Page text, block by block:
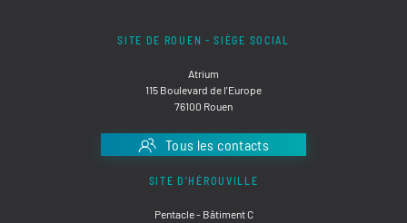
SITE DE ROUEN - SIÈGE SOCIAL
Atrium
115 Boulevard de l'Europe
76100 Rouen
Tous les contacts
SITE D'HÉROUVILLE
Pentacle - Bâtiment C